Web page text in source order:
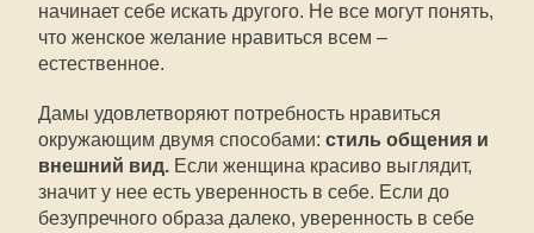
начинает себе искать другого. Не все могут понять,
что женское желание нравиться всем –
естественное.
Дамы удовлетворяют потребность нравиться
окружающим двумя способами: стиль общения и
внешний вид. Если женщина красиво выглядит,
значит у нее есть уверенность в себе. Если до
безупречного образа далеко, уверенность в себе